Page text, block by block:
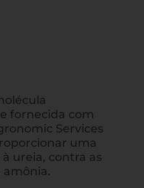
fornecida com
Services
uma
ureia, contra as
amônia.